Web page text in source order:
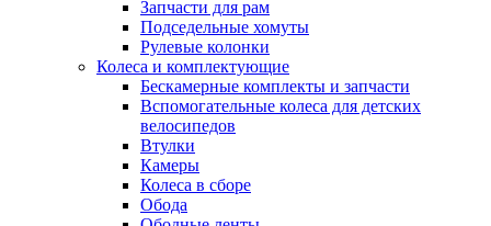
Запчасти для рам
Подседельные хомуты
Рулевые колонки
Колеса и комплектующие
Бескамерные комплекты и запчасти
Вспомогательные колеса для детских
велосипедов
Втулки
Камеры
Колеса в сборе
Обода